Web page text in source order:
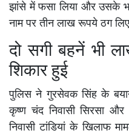
झांसे में फसा लिया और उसके
नाम पर तीन लाख रूपये ठग
दो सगी बहनें भी
शिकार हुई
पुलिस ने गुरसेवक सिंह के
कृष्ण चंद निवासी सिरसा
निवासी टांडियां के खिलाफ